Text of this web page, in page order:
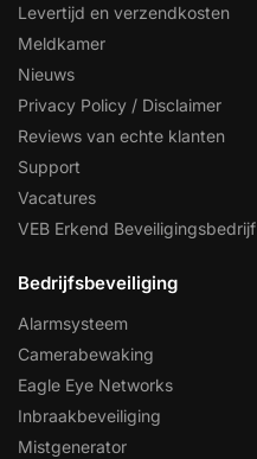
Levertijd en verzendkosten
Meldkamer
Nieuws
Privacy Policy / Disclaimer
Reviews van echte klanten
Support
Vacatures
VEB Erkend Beveiligingsbedrijf
Bedrijfsbeveiliging
Alarmsysteem
Camerabewaking
Eagle Eye Networks
Inbraakbeveiliging
Mistgenerator